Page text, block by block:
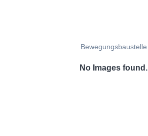
Bewegungsbaustelle
No Images found.